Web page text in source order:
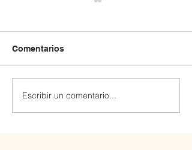
Extraescolar patinaje y
hockey línea 🏒🛼
Comentarios
Escribir un comentario...